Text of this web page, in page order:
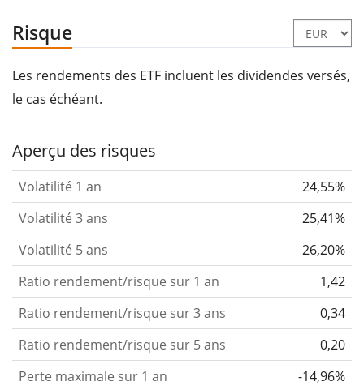
Risque
Les rendements des ETF incluent les dividendes versés,
le cas échéant.
Aperçu des risques
Volatilité 1 an
24,55%
Volatilité 3 ans
25,41%
Volatilité 5 ans
26,20%
Ratio rendement/risque sur 1 an
1,42
Ratio rendement/risque sur 3 ans
0,34
Ratio rendement/risque sur 5 ans
0,20
Perte maximale sur 1 an
-14,96%